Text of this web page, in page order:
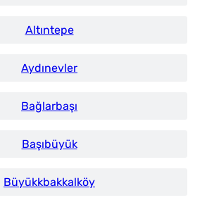
Altıntepe
Aydınevler
Bağlarbaşı
Başıbüyük
Büyükkbakkalköy